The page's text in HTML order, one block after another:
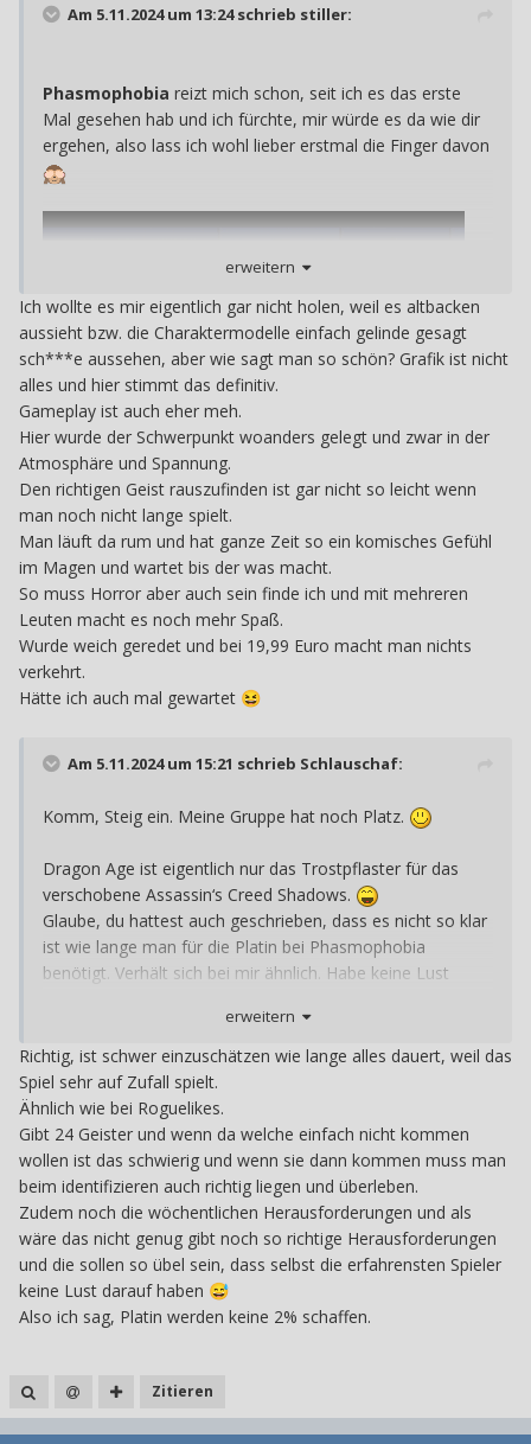
Am 5.11.2024 um 13:24 schrieb stiller:
Phasmophobia reizt mich schon, seit ich es das erste
Mal gesehen hab und ich fürchte, mir würde es da wie dir
ergehen, also lass ich wohl lieber erstmal die Finger davon
erweitern
Ich wollte es mir eigentlich gar nicht holen, weil es altbacken
aussieht bzw. die Charaktermodelle einfach gelinde gesagt
sch***e aussehen, aber wie sagt man so schön? Grafik ist nicht
alles und hier stimmt das definitiv.
Gameplay ist auch eher meh.
Hier wurde der Schwerpunkt woanders gelegt und zwar in der
Atmosphäre und Spannung.
Den richtigen Geist rauszufinden ist gar nicht so leicht wenn
man noch nicht lange spielt.
Man läuft da rum und hat ganze Zeit so ein komisches Gefühl
im Magen und wartet bis der was macht.
So muss Horror aber auch sein finde ich und mit mehreren
Leuten macht es noch mehr Spaß.
Wurde weich geredet und bei 19,99 Euro macht man nichts
verkehrt.
Hätte ich auch mal gewartet 😆
Am 5.11.2024 um 15:21 schrieb Schlauschaf:
Komm, Steig ein. Meine Gruppe hat noch Platz.
Dragon Age ist eigentlich nur das Trostpflaster für das
verschobene Assassin‘s Creed Shadows.
Glaube, du hattest auch geschrieben, dass es nicht so klar
ist wie lange man für die Platin bei Phasmophobia
benötigt. Verhält sich bei mir ähnlich. Habe keine Lust
ich mir die Trophäenliste gar nicht wirklich angesehen. Im
Zweifel meldet man es als Backlog an. Am Ende spielt
man bei den Top 3 eh nicht mit. Da muss man nicht das
Optimum aus allen Anmeldungen herausholen.
erweitern
Richtig, ist schwer einzuschätzen wie lange alles dauert, weil das
Spiel sehr auf Zufall spielt.
Ähnlich wie bei Roguelikes.
Gibt 24 Geister und wenn da welche einfach nicht kommen
wollen ist das schwierig und wenn sie dann kommen muss man
beim identifizieren auch richtig liegen und überleben.
Zudem noch die wöchentlichen Herausforderungen und als
wäre das nicht genug gibt noch so richtige Herausforderungen
und die sollen so übel sein, dass selbst die erfahrensten Spieler
keine Lust darauf haben 😅
Also ich sag, Platin werden keine 2% schaffen.
Zitieren